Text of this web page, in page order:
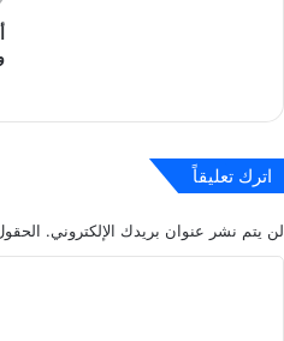
اترك تعليقاً
لن يتم نشر عنوان بريدك الإلكتروني.